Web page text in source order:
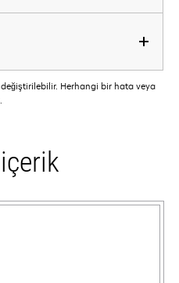
değiştirilebilir. Herhangi bir hata veya